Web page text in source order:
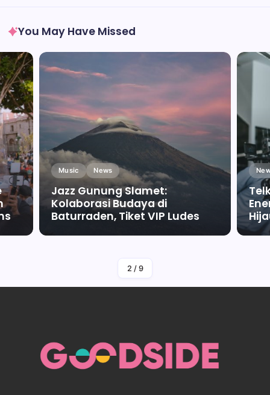
You May Have Missed
Music News
Jazz Gunung Slamet:
Kolaborasi Budaya di
Baturraden, Tiket VIP Ludes
By Falah Malaika Az Zahra
2 / 9